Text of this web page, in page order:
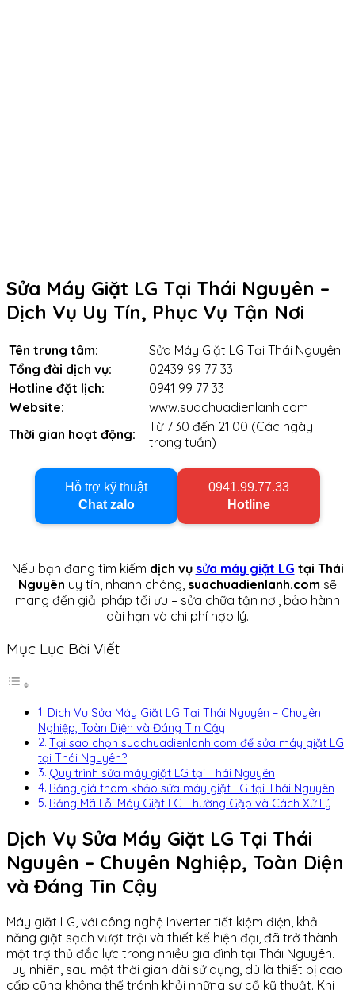
Sửa Máy Giặt LG Tại Thái Nguyên –
Dịch Vụ Uy Tín, Phục Vụ Tận Nơi
Tên trung tâm:
Sửa Máy Giặt LG Tại Thái Nguyên
Tổng đài dịch vụ:
02439 99 77 33
Hotline đặt lịch:
0941 99 77 33
Website:
www.suachuadienlanh.com
Thời gian hoạt động:
Từ 7:30 đến 21:00 (Các ngày
trong tuần)
Hỗ trợ kỹ thuật
Chat zalo
0941.99.77.33
Hotline
Nếu bạn đang tìm kiếm dịch vụ sửa máy giặt LG tại Thái
Nguyên uy tín, nhanh chóng, suachuadienlanh.com sẽ
mang đến giải pháp tối ưu – sửa chữa tận nơi, bảo hành
dài hạn và chi phí hợp lý.
Mục Lục Bài Viết
Dịch Vụ Sửa Máy Giặt LG Tại Thái Nguyên – Chuyên
Nghiệp, Toàn Diện và Đáng Tin Cậy
Tại sao chọn suachuadienlanh.com để sửa máy giặt LG
tại Thái Nguyên?
Quy trình sửa máy giặt LG tại Thái Nguyên
Bảng giá tham khảo sửa máy giặt LG tại Thái Nguyên
Bảng Mã Lỗi Máy Giặt LG Thường Gặp và Cách Xử Lý
Dịch Vụ Sửa Máy Giặt LG Tại Thái
Nguyên – Chuyên Nghiệp, Toàn Diện
và Đáng Tin Cậy
Máy giặt LG, với công nghệ Inverter tiết kiệm điện, khả
năng giặt sạch vượt trội và thiết kế hiện đại, đã trở thành
một trợ thủ đắc lực trong nhiều gia đình tại Thái Nguyên.
Tuy nhiên, sau một thời gian dài sử dụng, dù là thiết bị cao
cấp cũng không thể tránh khỏi những sự cố kỹ thuật. Khi